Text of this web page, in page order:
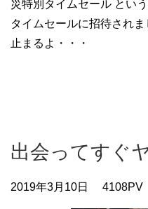
災特別タイムセール とい
タイムセールに招待され
止まるよ・・・
出会ってすぐ
2019年3月10日 4108PV